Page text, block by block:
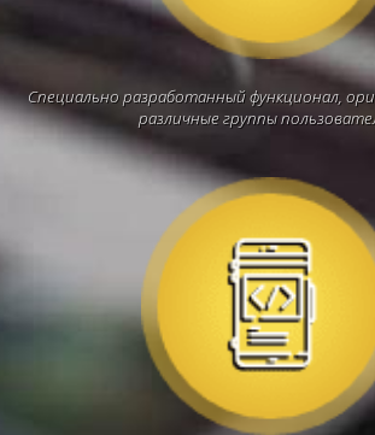
Специально разработанный функционал,
различные группы